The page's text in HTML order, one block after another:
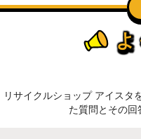
よ
リサイクルショップ アイスタ
た質問とその回